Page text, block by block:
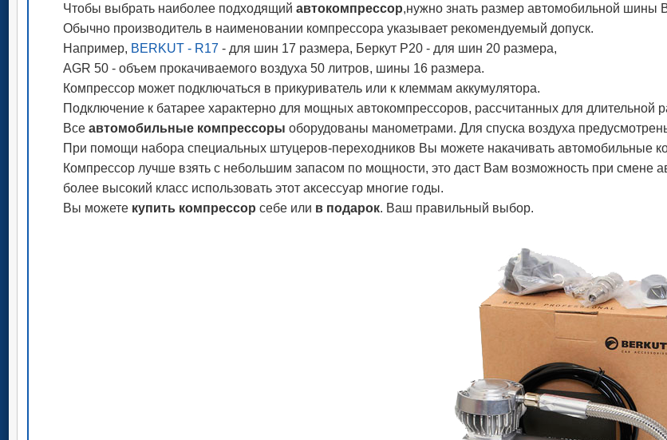
Чтобы выбрать наиболее подходящий автокомпрессор,нужно знать размер автомобильной шины
Обычно производитель в наименовании компрессора указывает рекомендуемый допуск.
Например, BERKUT - R17 - для шин 17 размера, Беркут Р20 - для шин 20 размера,
AGR 50 - объем прокачиваемого воздуха 50 литров, шины 16 размера.
Компрессор может подключаться в прикуриватель или к клеммам аккумулятора.
Подключение к батарее характерно для мощных автокомпрессоров, рассчитанных для
Все автомобильные компрессоры оборудованы манометрами. Для спуска воздуха
При помощи набора специальных штуцеров-переходников Вы можете накачивать автомобильные
Компрессор лучше взять с небольшим запасом по мощности, это даст Вам возможность при смене
более высокий класс использовать этот аксессуар многие годы.
Вы можете купить компрессор себе или в подарок. Ваш правильный выбор.